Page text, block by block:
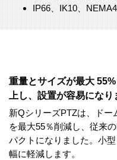
IP66、IK10、
重量とサイズが最大
上し、設置が容易になり
新QシリーズPTZは、ド
を最大55％削減し、従来
パクトになりました。小
幅に軽減します。